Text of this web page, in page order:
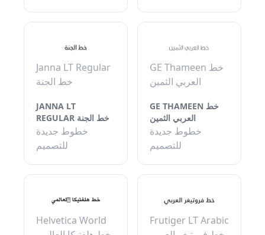
Janna LT Regular
خط الجنة
JANNA LT
REGULAR خط الجنة
خطوط جديدة
للتصميم
GE Thameen خط
العربي الثمين
GE THAMEEN خط
العربي الثمين
خطوط جديدة
للتصميم
Helvetica World
Frutiger LT Arabic